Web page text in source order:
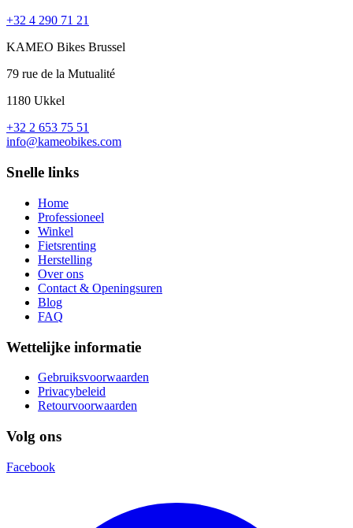
+32 4 290 71 21
KAMEO Bikes Brussel
79 rue de la Mutualité
1180 Ukkel
+32 2 653 75 51
info@kameobikes.com
Snelle links
Home
Professioneel
Winkel
Fietsrenting
Herstelling
Over ons
Contact & Openingsuren
Blog
FAQ
Wettelijke informatie
Gebruiksvoorwaarden
Privacybeleid
Retourvoorwaarden
Volg ons
Facebook